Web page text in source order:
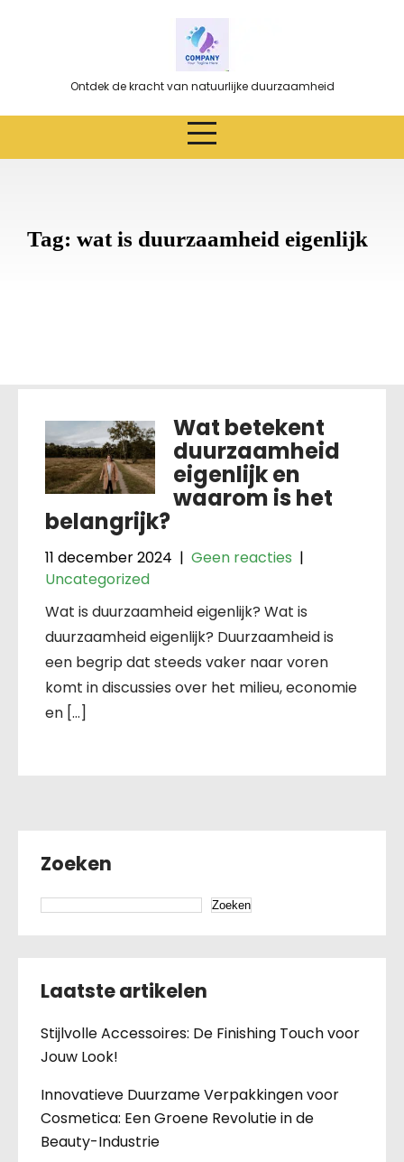
Ontdek de kracht van natuurlijke duurzaamheid
Tag: wat is duurzaamheid eigenlijk
Wat betekent
duurzaamheid
eigenlijk en
waarom is het
belangrijk?
11 december 2024 | Geen reacties |
Uncategorized
Wat is duurzaamheid eigenlijk? Wat is
duurzaamheid eigenlijk? Duurzaamheid is
een begrip dat steeds vaker naar voren
komt in discussies over het milieu, economie
en […]
Zoeken
Zoeken
Laatste artikelen
Stijlvolle Accessoires: De Finishing Touch voor
Jouw Look!
Innovatieve Duurzame Verpakkingen voor
Cosmetica: Een Groene Revolutie in de
Beauty-Industrie